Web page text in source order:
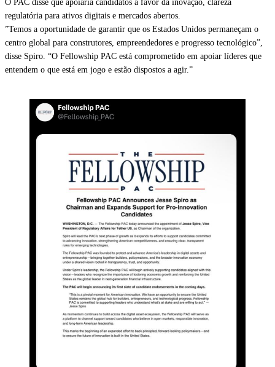
O PAC disse que apoiaria candidatos a favor da inovação, clareza
regulatória para ativos digitais e mercados abertos.
”Temos a oportunidade de garantir que os Estados Unidos permaneçam o
centro global para construtores, empreendedores e progresso tecnológico”,
disse Spiro. “O Fellowship PAC está comprometido em apoiar líderes que
entendem o que está em jogo e estão dispostos a agir.”